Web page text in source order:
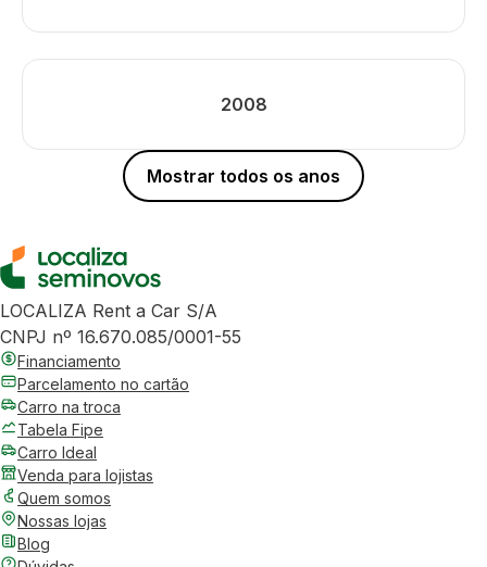
2008
Mostrar todos os anos
LOCALIZA Rent a Car S/A
CNPJ nº 16.670.085/0001-55
Financiamento
Parcelamento no cartão
Carro na troca
Tabela Fipe
Carro Ideal
Venda para lojistas
Quem somos
Nossas lojas
Blog